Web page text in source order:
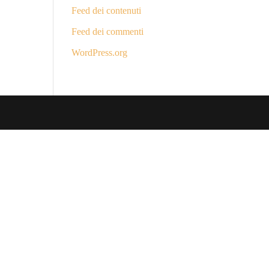
Feed dei contenuti
Feed dei commenti
WordPress.org